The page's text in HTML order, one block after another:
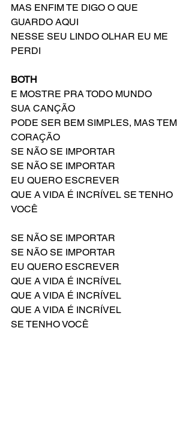
MAS ENFIM TE DIGO O QUE
GUARDO AQUI
NESSE SEU LINDO OLHAR EU ME
PERDI
BOTH
E MOSTRE PRA TODO MUNDO
SUA CANÇÃO
PODE SER BEM SIMPLES, MAS TEM
CORAÇÃO
SE NÃO SE IMPORTAR
SE NÃO SE IMPORTAR
EU QUERO ESCREVER
QUE A VIDA É INCRÍVEL SE TENHO
VOCÊ
SE NÃO SE IMPORTAR
SE NÃO SE IMPORTAR
EU QUERO ESCREVER
QUE A VIDA É INCRÍVEL
QUE A VIDA É INCRÍVEL
QUE A VIDA É INCRÍVEL
SE TENHO VOCÊ